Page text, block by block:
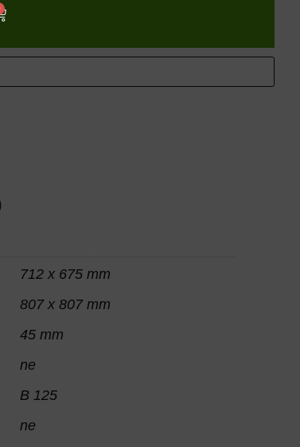
712 x 675 mm
807 x 807 mm
45 mm
ne
B 125
ne